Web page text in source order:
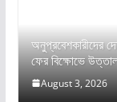
অনুপ্রবেশকারীদের
ফের বিক্ষোভে
August 3, 2026